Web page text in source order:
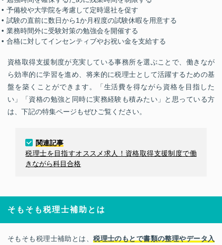
予備校や大学院を考慮して定時退社を促す
試験の直前に数日から1か月程度の試験休暇を用意する
業務時間外に受験対策の勉強会を開催する
合格に対してインセンティブやお祝い金を支給する
資格取得支援制度が充実している事務所を選ぶことで、働きなが
ら効率的に学習を進め、将来的に税理士として活躍するための基
盤を築くことができます。「生活費を得ながら資格を目指した
い」「資格の勉強と同時に実務経験も積みたい」と思っている方
は、下記の特集ページもぜひご覧ください。
関連記事
税理士を目指すオススメ求人！資格取得支援制度で働
きながら科目合格
そもそも税理士補助とは
そもそも税理士補助とは、税理士のもとで書類の整理やデータ入